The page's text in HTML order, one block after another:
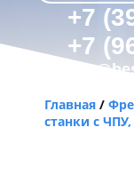
+7
+7
Главная /
станки с